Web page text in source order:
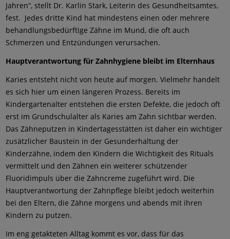
Jahren“, stellt Dr. Karlin Stark, Leiterin des Gesundheitsamtes,
fest. Jedes dritte Kind hat mindestens einen oder mehrere
behandlungsbedürftige Zähne im Mund, die oft auch
Schmerzen und Entzündungen verursachen.
Hauptverantwortung für Zahnhygiene bleibt im Elternhaus
Karies entsteht nicht von heute auf morgen. Vielmehr handelt
es sich hier um einen längeren Prozess. Bereits im
Kindergartenalter entstehen die ersten Defekte, die jedoch oft
erst im Grundschulalter als Karies am Zahn sichtbar werden.
Das Zähneputzen in Kindertagesstätten ist daher ein wichtiger
zusätzlicher Baustein in der Gesunderhaltung der
Kinderzähne, indem den Kindern die Wichtigkeit des Rituals
vermittelt und den Zähnen ein weiterer schützender
Fluoridimpuls über die Zahncreme zugeführt wird. Die
Hauptverantwortung der Zahnpflege bleibt jedoch weiterhin
bei den Eltern, die Zähne morgens und abends mit ihren
Kindern zu putzen.
Im eng getakteten Alltag kommt es vor, dass für das